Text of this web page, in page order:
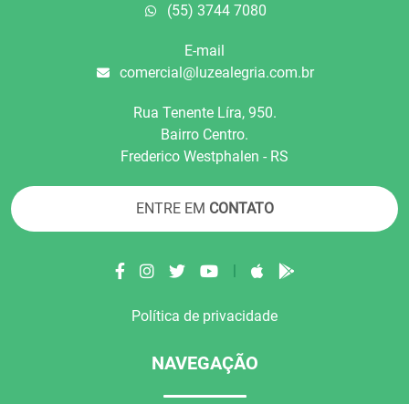
(55) 3744 7080
E-mail
comercial@luzealegria.com.br
Rua Tenente Líra, 950.
Bairro Centro.
Frederico Westphalen - RS
ENTRE EM CONTATO
Política de privacidade
NAVEGAÇÃO